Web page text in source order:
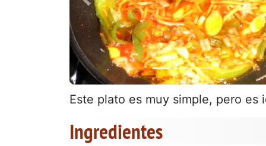
Anterior
Este plato es muy simple, pero es
Ingredientes